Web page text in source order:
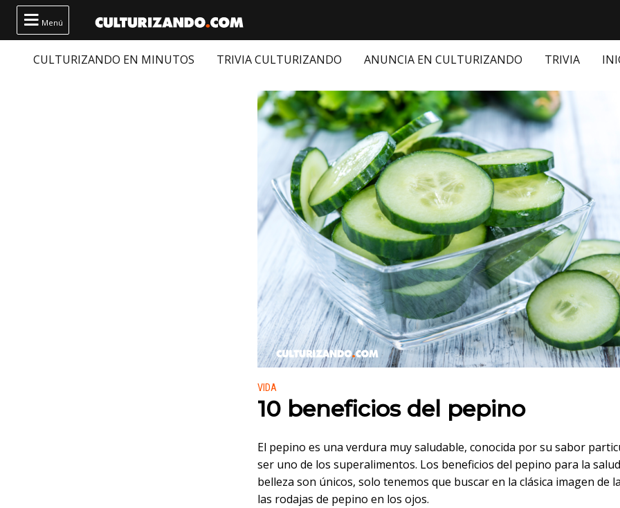
 Menú
CULTURIZANDO EN MINUTOS TRIVIA CULTURIZANDO ANUNCIA EN CULTURIZANDO TRIVIA
Publicado en:
VIDA
10 beneficios del pepino
El pepino es una verdura muy saludable, conocida por su sabor
ser uno de los superalimentos. Los beneficios del pepino para la
belleza son únicos, solo tenemos que buscar en la clásica imagen de
las rodajas de pepino en los ojos.